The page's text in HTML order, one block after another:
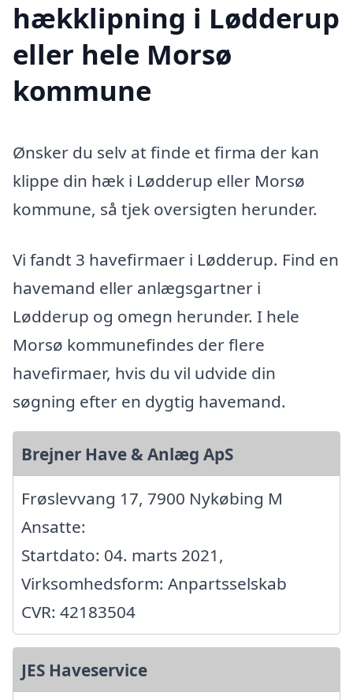
hækklipning i Lødderup
eller hele Morsø
kommune
Ønsker du selv at finde et firma der kan
klippe din hæk i Lødderup eller Morsø
kommune, så tjek oversigten herunder.
Vi fandt 3 havefirmaer i Lødderup. Find en
havemand eller anlægsgartner i
Lødderup og omegn herunder. I hele
Morsø kommunefindes der flere
havefirmaer, hvis du vil udvide din
søgning efter en dygtig havemand.
Brejner Have & Anlæg ApS
Frøslevvang 17, 7900 Nykøbing M
Ansatte:
Startdato: 04. marts 2021,
Virksomhedsform: Anpartsselskab
CVR: 42183504
JES Haveservice